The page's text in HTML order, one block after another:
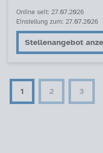
Online seit: 27.07.2026
Einstellung zum: 27.07.2026
Stellenangebot
1 2 3